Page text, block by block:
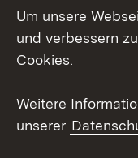
LinkedIn
Um unsere
und verbessern
Cookies.
Weitere
unserer